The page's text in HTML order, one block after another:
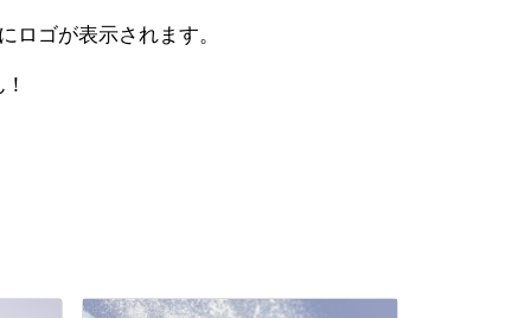
ロゴが表示されます。